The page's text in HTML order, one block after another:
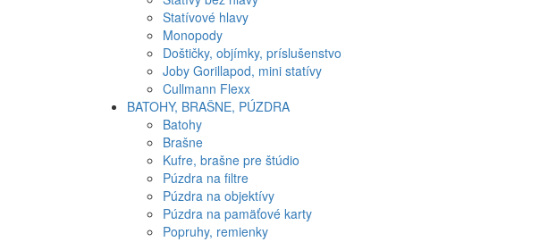
Statívové hlavy
Monopody
Doštičky, objímky, príslušenstvo
Joby Gorillapod, mini statívy
Cullmann Flexx
BATOHY, BRAŠNE, PÚZDRA
Batohy
Brašne
Kufre, brašne pre štúdio
Púzdra na filtre
Púzdra na objektívy
Púzdra na pamäťové karty
Popruhy, remienky